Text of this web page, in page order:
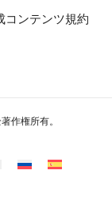
コンテンツ規約
作権所有。